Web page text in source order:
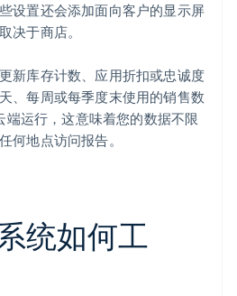
设置还会添加面向客户的显示屏
决于商店。
新库存计数、应用折扣或忠诚度
、每周或每季度末使用的销售数
端运行，这意味着您的数据不限
何地点访问报告。
统如何工